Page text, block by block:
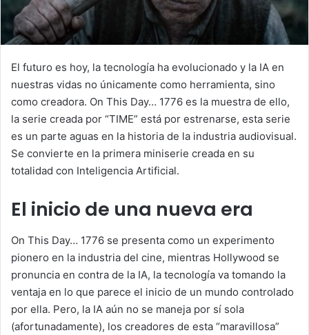
El futuro es hoy, la tecnología ha evolucionado y la IA en
nuestras vidas no únicamente como herramienta, sino
como creadora. On This Day… 1776 es la muestra de ello,
la serie creada por “TIME” está por estrenarse, esta serie
es un parte aguas en la historia de la industria audiovisual.
Se convierte en la primera miniserie creada en su
totalidad con Inteligencia Artificial.
El inicio de una nueva era
On This Day… 1776 se presenta como un experimento
pionero en la industria del cine, mientras Hollywood se
pronuncia en contra de la IA, la tecnología va tomando la
ventaja en lo que parece el inicio de un mundo controlado
por ella. Pero, la IA aún no se maneja por sí sola
(afortunadamente), los creadores de esta “maravillosa”